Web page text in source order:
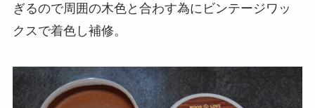
ぎるので周囲の木色と合わす為にビンテージワッ
クスで着色し補修。